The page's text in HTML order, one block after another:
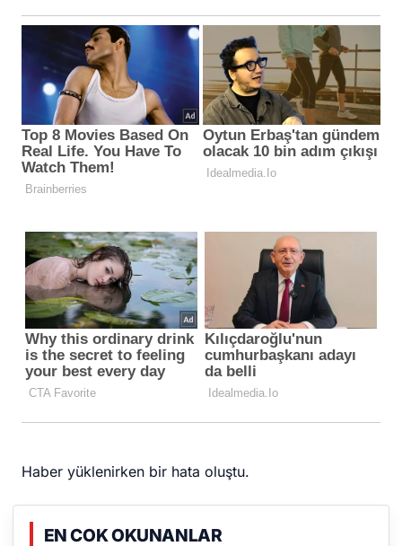
Haber yüklenirken bir hata oluştu.
EN COK OKUNANLAR